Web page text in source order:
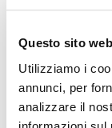
Questo sito
Utilizziamo i
annunci, per
analizzare il